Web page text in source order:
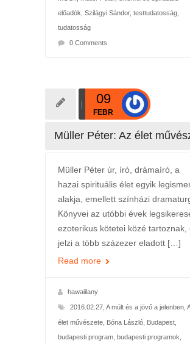
előadók Szilágyi Sándor, testtudatosság,
tudatosság
0 Comments
09
FEBR
Müller Péter: Az élet
Müller Péter úr, író, drámaíró, a
hazai spirituális élet egyik
alakja, emellett színházi
Könyvei az utóbbi évek
ezoterikus kötetei közé tartoznak,
jelzi a több százezer eladott […]
Read more
hawaiilany
2016.02.27, A múlt és a jövő a jelenben,
élet művészete, Bóna László, Budapest,
budapesti program, budapesti programok